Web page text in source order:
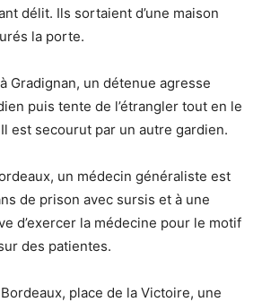
délit. Ils sortaient d’une maison
la porte.
Gradignan, un détenue agresse
puis tente de l’étrangler tout en le
est secourut par un autre gardien.
un médecin généraliste est
de prison avec sursis et à une
d’exercer la médecine pour le motif
des patientes.
place de la Victoire, une